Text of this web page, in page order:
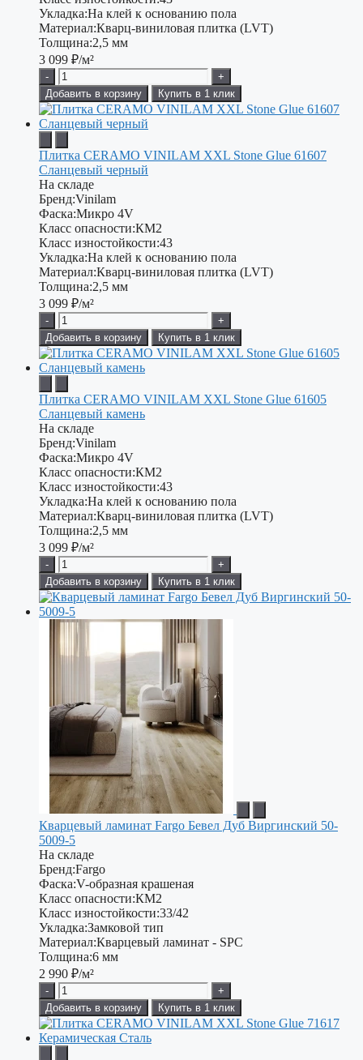
Укладка:На клей к основанию пола
Материал:Кварц-виниловая плитка (LVT)
Толщина:2,5 мм
3 099 ₽/м²
-
+
Добавить в корзину
Купить в 1 клик
Плитка CERAMO VINILAM XXL Stone Glue 61607
Сланцевый черный
На складе
Бренд:Vinilam
Фаска:Микро 4V
Класс опасности:КМ2
Класс изностойкости:43
Укладка:На клей к основанию пола
Материал:Кварц-виниловая плитка (LVT)
Толщина:2,5 мм
3 099 ₽/м²
-
+
Добавить в корзину
Купить в 1 клик
Плитка CERAMO VINILAM XXL Stone Glue 61605
Сланцевый камень
На складе
Бренд:Vinilam
Фаска:Микро 4V
Класс опасности:КМ2
Класс изностойкости:43
Укладка:На клей к основанию пола
Материал:Кварц-виниловая плитка (LVT)
Толщина:2,5 мм
3 099 ₽/м²
-
+
Добавить в корзину
Купить в 1 клик
Кварцевый ламинат Fargo Бевел Дуб Виргинский 50-
5009-5
На складе
Бренд:Fargo
Фаска:V-образная крашеная
Класс опасности:КМ2
Класс изностойкости:33/42
Укладка:Замковой тип
Материал:Кварцевый ламинат - SPC
Толщина:6 мм
2 990 ₽/м²
-
+
Добавить в корзину
Купить в 1 клик